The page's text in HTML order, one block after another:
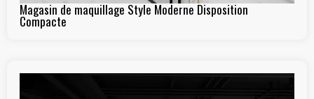
Magasin de maquillage Style Moderne Disposition
Compacte